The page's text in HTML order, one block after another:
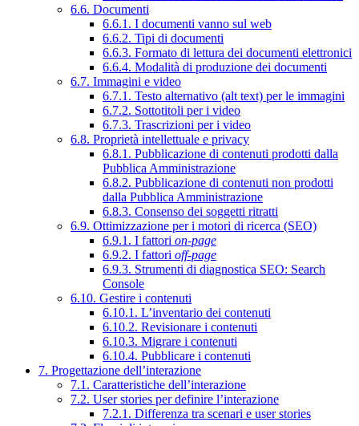
6.6. Documenti
6.6.1. I documenti vanno sul web
6.6.2. Tipi di documenti
6.6.3. Formato di lettura dei documenti elettronici
6.6.4. Modalità di produzione dei documenti
6.7. Immagini e video
6.7.1. Testo alternativo (alt text) per le immagini
6.7.2. Sottotitoli per i video
6.7.3. Trascrizioni per i video
6.8. Proprietà intellettuale e privacy
6.8.1. Pubblicazione di contenuti prodotti dalla
Pubblica Amministrazione
6.8.2. Pubblicazione di contenuti non prodotti
dalla Pubblica Amministrazione
6.8.3. Consenso dei soggetti ritratti
6.9. Ottimizzazione per i motori di ricerca (SEO)
6.9.1. I fattori on-page
6.9.2. I fattori off-page
6.9.3. Strumenti di diagnostica SEO: Search
Console
6.10. Gestire i contenuti
6.10.1. L’inventario dei contenuti
6.10.2. Revisionare i contenuti
6.10.3. Migrare i contenuti
6.10.4. Pubblicare i contenuti
7. Progettazione dell’interazione
7.1. Caratteristiche dell’interazione
7.2. User stories per definire l’interazione
7.2.1. Differenza tra scenari e user stories